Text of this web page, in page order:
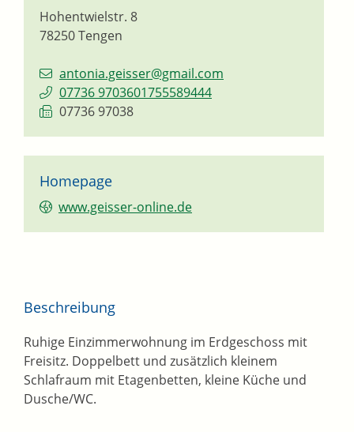
Hohentwielstr. 8
78250Tengen
antonia.geisser@gmail.com
07736 9703601755589444
07736 97038
Homepage
www.geisser-online.de
Beschreibung
Ruhige Einzimmerwohnung im Erdgeschoss mit
Freisitz. Doppelbett und zusätzlich kleinem
Schlafraum mit Etagenbetten, kleine Küche und
Dusche/WC.